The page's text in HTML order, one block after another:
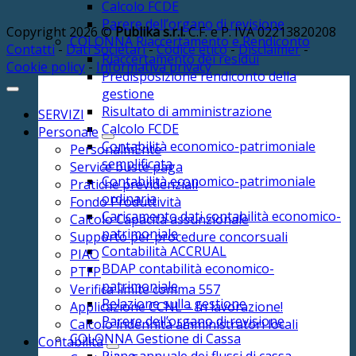
Calcolo FCDE
Parere dell’organo di revisione
COLONNA Riaccertamento e Rendiconto
Riaccertamento dei residui
Predisposizione rendiconto della
gestione
Risultato di amministrazione
Calcolo FCDE
Contabilità economico-patrimoniale
semplificata
Contabilità economico-patrimoniale
ordinaria
Caricamento dati contabilità economico-
patrimoniale
Contabilità ACCRUAL
BDAP contabilità economico-
patrimoniale
Relazione sulla gestione
Parere dell’organo di revisione
COLONNA Gestione di Cassa
Copyright 2026 ©Publika s.r.l.C.F. e P. IVA 02213820208
Contatti- Dati Societari-Codice etico-Disclaimer-
Cookie policy- Informativa privacy
SERVIZI
Personale
PersonalmEnte
Service buste paga
Pratiche previdenziali
Fondo Produttività
Calcolo Capacità assunzionale
Supporto per procedure concorsuali
PIAO
PTFP
Verifica limite comma 557
Applicazione CCNL – In lavorazione!
Calcolo indennità amministratori locali
Contabilità